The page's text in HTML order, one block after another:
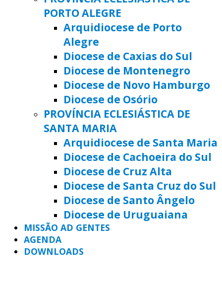
PORTO ALEGRE
Arquidiocese de Porto
Alegre
Diocese de Caxias do Sul
Diocese de Montenegro
Diocese de Novo Hamburgo
Diocese de Osório
PROVÍNCIA ECLESIÁSTICA DE
SANTA MARIA
Arquidiocese de Santa Maria
Diocese de Cachoeira do Sul
Diocese de Cruz Alta
Diocese de Santa Cruz do Sul
Diocese de Santo Ângelo
Diocese de Uruguaiana
MISSÃO AD GENTES
AGENDA
DOWNLOADS